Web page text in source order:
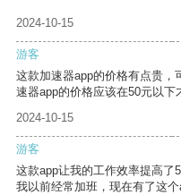
2024-10-15
游客
这款加速器app的价格有点贵，
速器app的价格应该在50元以下
2024-10-15
游客
这款app让我的工作效率提高了
我以前经常加班，现在有了这